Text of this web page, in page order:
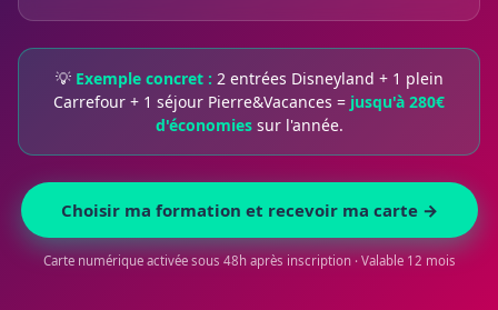
💡 Exemple concret : 2 entrées Disneyland + 1 plein
Carrefour + 1 séjour Pierre&Vacances = jusqu'à 280€
d'économiessur l'année.
Choisir ma formation et recevoir ma carte →
Carte numérique activée sous 48h après inscription · Valable 12 mois